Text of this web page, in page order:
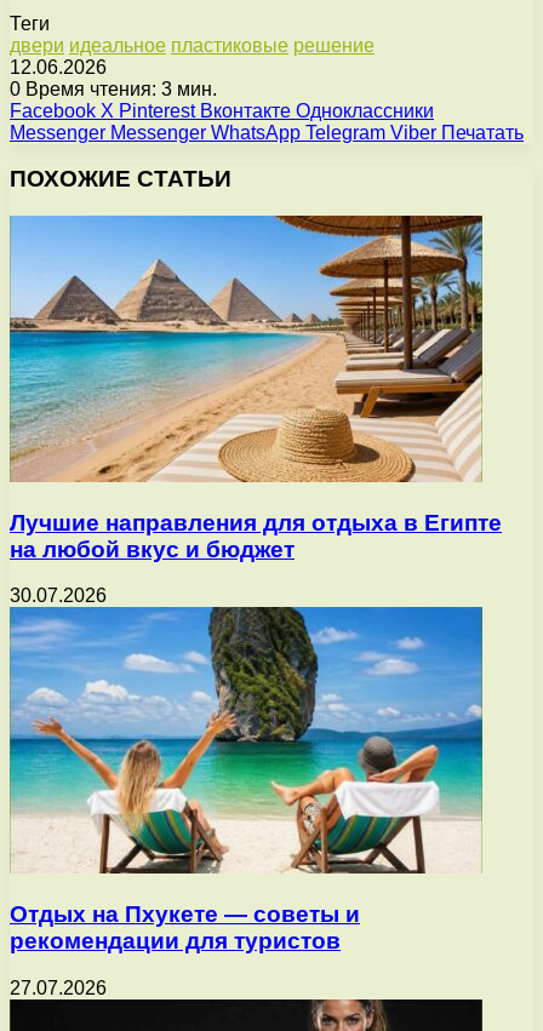
Теги
двери идеальное пластиковые решение
12.06.2026
0 Время чтения: 3 мин.
Facebook X Pinterest Вконтакте Одноклассники
Messenger Messenger WhatsApp Telegram Viber Печатать
ПОХОЖИЕ СТАТЬИ
Лучшие направления для отдыха в Египте
на любой вкус и бюджет
30.07.2026
Отдых на Пхукете — советы и
рекомендации для туристов
27.07.2026